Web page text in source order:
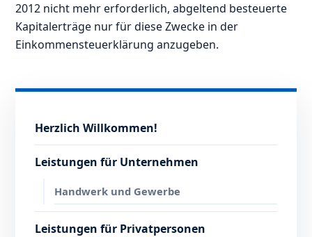
2012 nicht mehr erforderlich, abgeltend besteuerte
Kapitalerträge nur für diese Zwecke in der
Einkommensteuerklärung anzugeben.
Herzlich Willkommen!
Leistungen für Unternehmen
Handwerk und Gewerbe
Leistungen für Privatpersonen